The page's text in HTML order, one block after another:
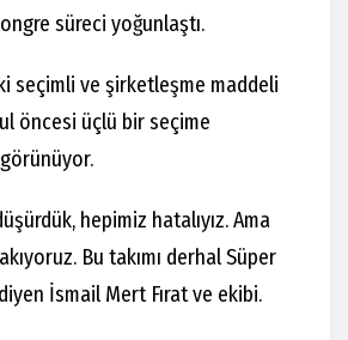
süreci yoğunlaştı.
seçimli ve şirketleşme maddeli
öncesi üçlü bir seçime
hepimiz hatalıyız. Ama
Bu takımı derhal Süper
İsmail Mert Fırat ve ekibi.